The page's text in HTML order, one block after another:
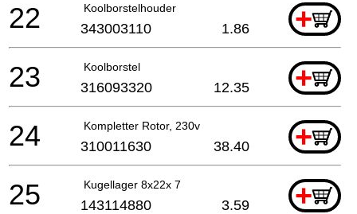
Koolborstelhouder +
22 343003110 1.86
Koolborstel +
23 316093320 12.35
Kompletter Rotor, 230v +
24 310011630 38.40
Kugellager 8x22x 7 +
25 143114880 3.59